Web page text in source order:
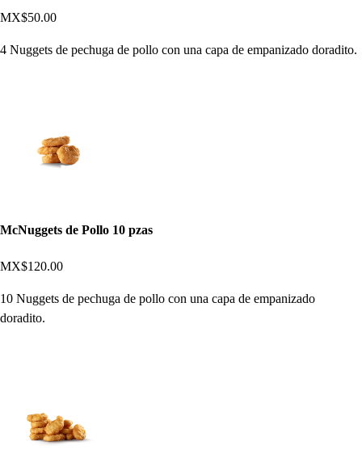
MX$50.00
4 Nuggets de pechuga de pollo con una capa de empanizado doradito.
McNuggets de Pollo 10 pzas
MX$120.00
10 Nuggets de pechuga de pollo con una capa de empanizado
doradito.